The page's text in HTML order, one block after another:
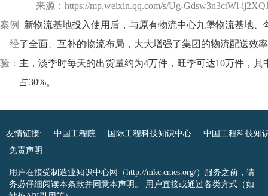
来源：https://mp.weixin.qq.com/s/Ug-Gdsw3n3ctWl-
案例
经
验：
新物流基地投入使用后，与原有物流中心九堡物流基地、
了全面、互补的物流布局，大大增强了集团的物流配送效
主，淡季时每天的出货量约为4万件，旺季可达10万件，其
占30%。
友情链接: 中国工程院 国际工程科技知识中心
中国工程科技知
免责声明
用户在接受制造业知识中心网（http://mkc.cmes.org/）服务之前，请
务必仔细阅读本条款并同意本声明。 用户直接或通过各类方式（如